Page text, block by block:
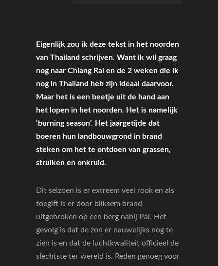
Eigenlijk zou ik deze tekst in het noorden
van Thailand schrijven. Want ik wil graag
nog naar Chiang Rai en de 2 weken die ik
nog in Thailand heb zijn ideaal daarvoor.
Maar het is een beetje uit de hand aan
het lopen in het noorden. Het is namelijk
‘burning season’. Het jaargetijde dat
boeren hun landbouwgrond in brand
steken om het te ontdoen van grassen,
struiken en onkruid.
Dit seizoen is er extreem veel rook en als
toegift is er door bliksem brand
uitgebroken op een berg nabij Pai. Het
gevolg is dat de zon er nauwelijks nog te
zien is en dat de luchtkwaliteit officieel de
slechtste ter wereld is. Reden genoeg voor